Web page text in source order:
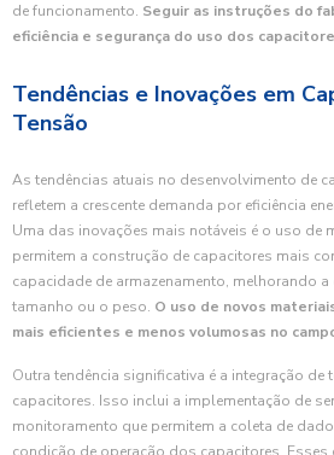
de funcionamento. Seguir as instruções do
eficiência e segurança do uso dos
Tendências e Inovações em
Tensão
As tendências atuais no desenvolvimento de
refletem a crescente demanda por eficiência
Uma das inovações mais notáveis é o uso de
permitem a construção de capacitores mais
capacidade de armazenamento, melhorando a
tamanho ou o peso. O uso de novos
mais eficientes e menos volumosas no
Outra tendência significativa é a integração
capacitores. Isso inclui a implementação de
monitoramento que permitem a coleta de